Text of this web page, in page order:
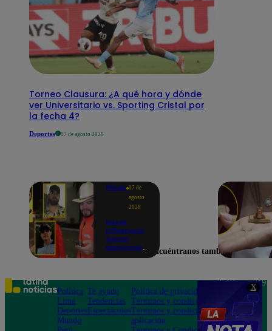
X
Torneo Clausura: ¿A qué hora y dónde
ver Universitario vs. Sporting Cristal por
la fecha 4?
Deportes 07 de agosto 2026
Mundo 07 de
agosto
2026
Nueve
influencers
fueron
asesinados
el Cártel de
Sinaloa
Encuéntranos también en
Política
Lima
Deportes
Mundo
Te ayudo
Tendencias
Espectáculos
Política de privacidad
Términos y condiciones
Términos y condiciones
aplicación
Teléfono: 219
Av. San
Felipe 968
Jesús María